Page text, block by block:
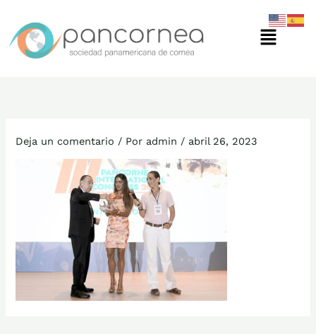
contenido
Menú
Deja un comentario / Por admin / abril 26, 2023